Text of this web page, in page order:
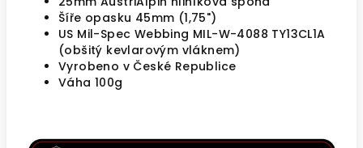
Šíře opasku 45mm (1,75")
US Mil-Spec Webbing MIL-W-4088 TY13CL1A
(obšitý kevlarovým vláknem)
Vyrobeno v České Republice
Váha 100g